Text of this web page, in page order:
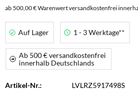
ab 500,00 € Warenwert versandkostenfrei
Auf Lager 1 - 3 Werktage**
Ab 500 € versandkostenfrei
innerhalb Deutschlands
Artikel-Nr.: LVLRZ5917498S